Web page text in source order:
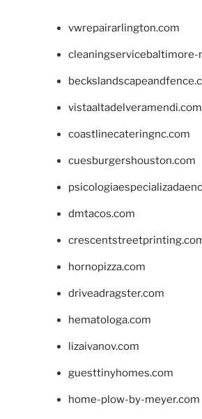
vwrepairarlington.com
cleaningservicebaltimore-
vistaaltadelveramendi.com
coastlinecateringnc.com
cuesburgershouston.com
dmtacos.com
hornopizza.com
driveadragster.com
hematologa.com
lizaivanov.com
guesttinyhomes.com
home-plow-by-meyer.com